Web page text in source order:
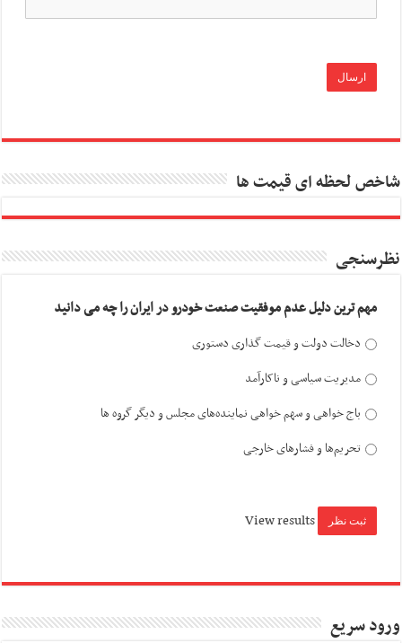
شاخص لحظه ای قیمت ها
نظرسنجی
مهم ترین دلیل عدم موفقیت صنعت خودرو در ایران را چه می دانید
دخالت دولت و قیمت گذاری دستوری
مدیریت سیاسی و ناکارآمد
باج خواهی و سهم خواهی نماینده‌های مجلس و دیگر گروه ها
تحریم‌ها و فشارهای خارجی
View results
ورود سریع